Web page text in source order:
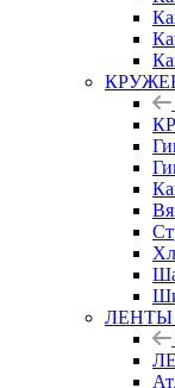
ЛЕНТЫ